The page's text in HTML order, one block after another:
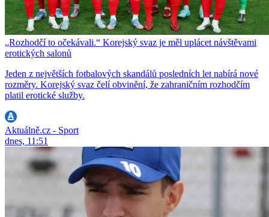
„Rozhodčí to očekávali.“ Korejský svaz je měl uplácet návštěvami
erotických salonů
Jeden z největších fotbalových skandálů posledních let nabírá nové
rozměry. Korejský svaz čelí obvinění, že zahraničním rozhodčím
platil erotické služby.
Aktuálně.cz - Sport
dnes, 11:51